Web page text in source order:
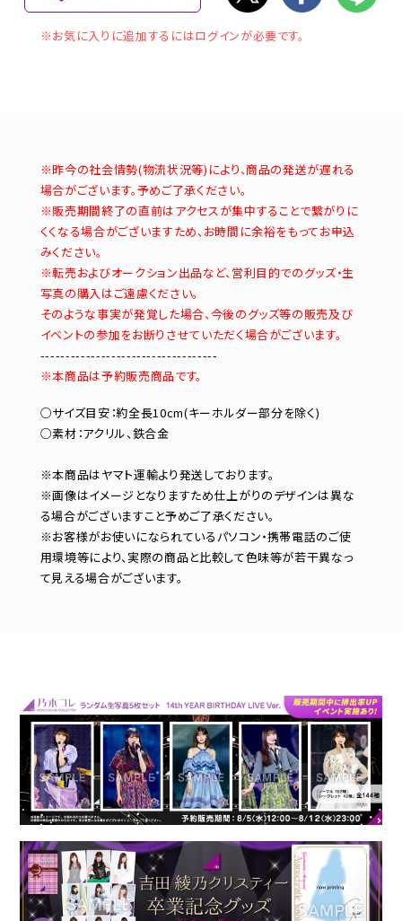
※お気に入りに追加するにはログインが必要です。
※昨今の社会情勢(物流状況等)により、商品の発送が遅れる
場合がございます。予めご了承ください。
※販売期間終了の直前はアクセスが集中することで繋がりに
くくなる場合がございますため、お時間に余裕をもってお申込
みください。
※転売およびオークション出品など、営利目的でのグッズ・生
写真の購入はご遠慮ください。
そのような事実が発覚した場合、今後のグッズ等の販売及び
イベントの参加をお断りさせていただく場合がございます。
-----------------------------------
※本商品は予約販売商品です。
○サイズ目安：約全長10cm(キーホルダー部分を除く)
○素材：アクリル、鉄合金
※本商品はヤマト運輸より発送しております。
※画像はイメージとなりますため仕上がりのデザインは異な
る場合がございますこと予めご了承ください。
※お客様がお使いになられているパソコン・携帯電話のご使
用環境等により、実際の商品と比較して色味等が若干異なっ
て見える場合がございます。